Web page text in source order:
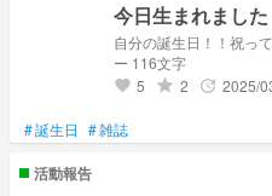
今日生まれました
自分の誕生日！！祝っ
ー 116文字
favorite 5 grade 2 update 2025/
#誕生日 #雑誌
活動報告